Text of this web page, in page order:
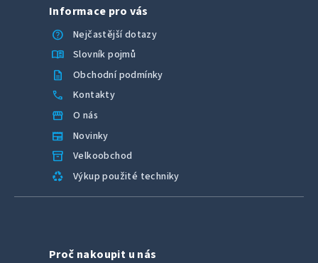
Informace pro vás
help
Nejčastější dotazy
menu_book Slovník pojmů
description Obchodní podmínky
call Kontakty
storefront O nás
newspaper Novinky
inventory_2 Velkoobchod
recycling Výkup použité techniky
Proč nakoupit u nás